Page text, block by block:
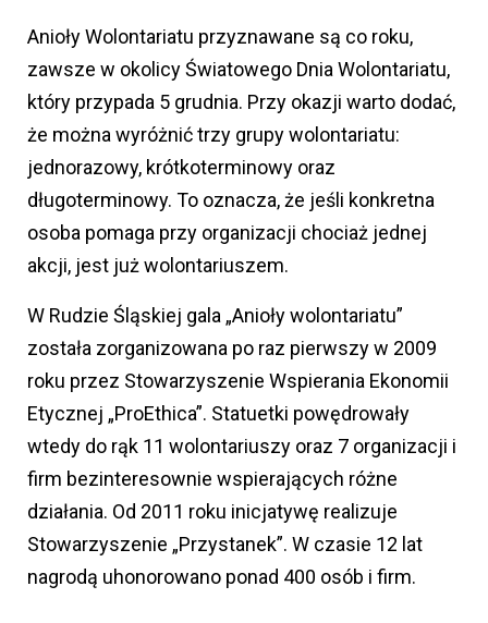
Anioły Wolontariatu przyznawane są co roku,
zawsze w okolicy Światowego Dnia Wolontariatu,
który przypada 5 grudnia. Przy okazji warto dodać,
że można wyróżnić trzy grupy wolontariatu:
jednorazowy, krótkoterminowy oraz
długoterminowy. To oznacza, że jeśli konkretna
osoba pomaga przy organizacji chociaż jednej
akcji, jest już wolontariuszem.
W Rudzie Śląskiej gala „Anioły wolontariatu”
została zorganizowana po raz pierwszy w 2009
roku przez Stowarzyszenie Wspierania Ekonomii
Etycznej „ProEthica”. Statuetki powędrowały
wtedy do rąk 11 wolontariuszy oraz 7 organizacji i
firm bezinteresownie wspierających różne
działania. Od 2011 roku inicjatywę realizuje
Stowarzyszenie „Przystanek”. W czasie 12 lat
nagrodą uhonorowano ponad 400 osób i firm.